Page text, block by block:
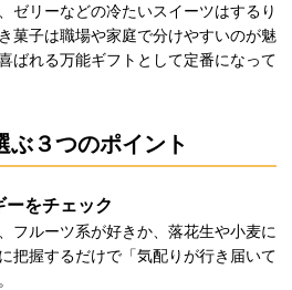
ゼリーなどの冷たいスイーツはするり
菓子は職場や家庭で分けやすいのが魅
ばれる万能ギフトとして定番になって
ぶ３つのポイント
ーをチェック
フルーツ系が好きか、落花生や小麦に
把握するだけで「気配りが行き届いて